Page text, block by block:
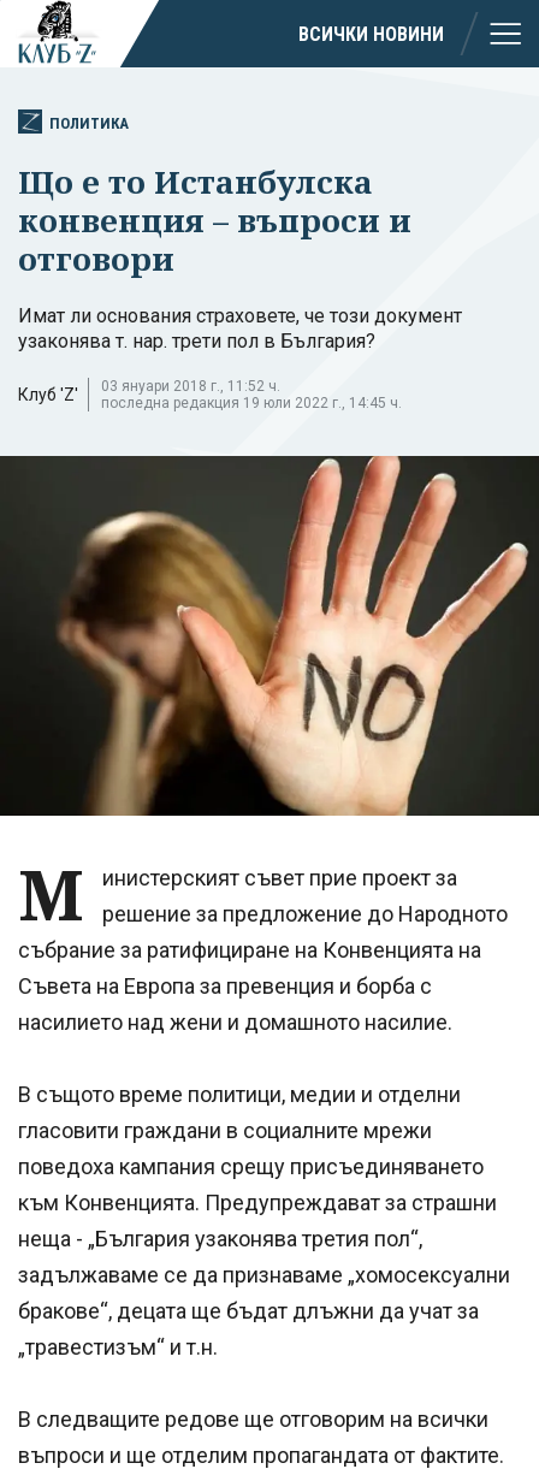
ВСИЧКИ НОВИНИ
ПОЛИТИКА
Що е то Истанбулска
конвенция – въпроси и
отговори
Имат ли основания страховете, че този документ
узаконява т. нар. трети пол в България?
Клуб 'Z'
03 януари 2018 г., 11:52 ч.
последна редакция 19 юли 2022 г., 14:45 ч.
М
инистерският съвет прие проект за
решение за предложение до Народното
събрание за ратифициране на Конвенцията на
Съвета на Европа за превенция и борба с
насилието над жени и домашното насилие.
В същото време политици, медии и отделни
гласовити граждани в социалните мрежи
поведоха кампания срещу присъединяването
към Конвенцията. Предупреждават за страшни
неща - „България узаконява третия пол“,
задължаваме се да признаваме „хомосексуални
бракове“, децата ще бъдат длъжни да учат за
„травестизъм“ и т.н.
В следващите редове ще отговорим на всички
въпроси и ще отделим пропагандата от фактите.